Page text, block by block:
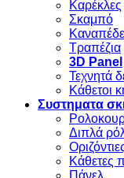
Καρέκλες
Σκαμπό
Τραπέζια
3D Panel
Τεχνητά
Κάθετοι
Συστηματα
Διπλά
Κάθετες